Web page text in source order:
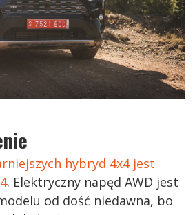
hybryd 4x4 jest
. Elektryczny napęd AWD jest
od dość niedawna, bo